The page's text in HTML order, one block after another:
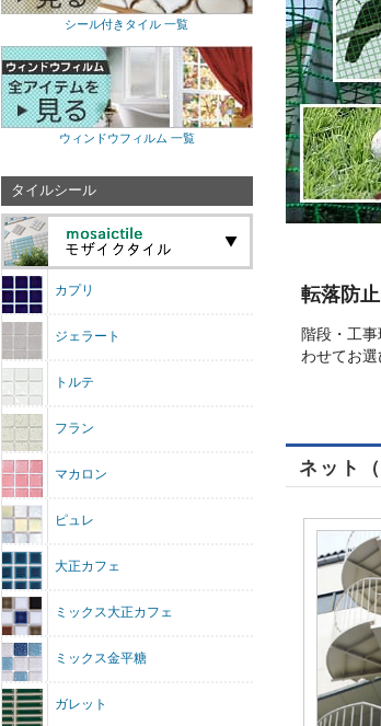
転落防
階段・工
わせてお選
ネット
シール付きタイル 一覧
ウィンドウフィルム 一覧
タイルシール
カプリ
ジェラート
トルテ
フラン
マカロン
ピュレ
大正カフェ
ミックス大正カフェ
ミックス金平糖
ガレット